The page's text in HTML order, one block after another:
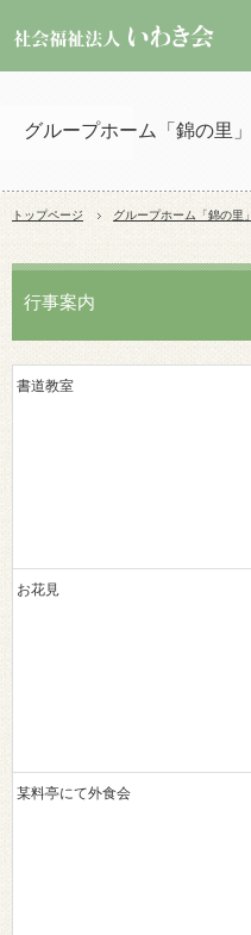
グループホーム「錦の里」
トップページ グループホーム「錦の里」
行事案内
書道教室
お花見
某料亭にて外食会